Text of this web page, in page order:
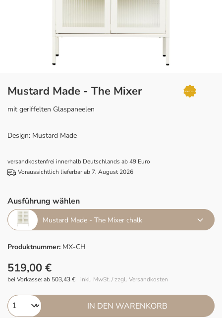
Mustard Made - The Mixer
mit geriffelten Glaspaneelen
Design: Mustard Made
versandkostenfrei innerhalb Deutschlands ab 49 Euro
Voraussichtlich lieferbar ab 7. August 2026
Ausführung wählen
Mustard Made - The Mixer chalk
Produktnummer: MX-CH
519,00 €
inkl. MwSt. / zzgl. Versandkosten
bei Vorkasse: ab 503,43 €
IN DEN WARENKORB